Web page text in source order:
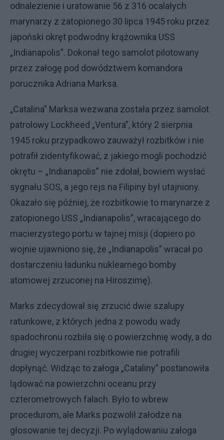
odnalezienie i uratowanie 56 z 316 ocalałych
marynarzy z zatopionego 30 lipca 1945 roku przez
japoński okręt podwodny krążownika USS
„Indianapolis”. Dokonał tego samolot pilotowany
przez załogę pod dowództwem komandora
porucznika Adriana Marksa.
„Catalina” Marksa wezwana została przez samolot
patrolowy Lockheed „Ventura”, który 2 sierpnia
1945 roku przypadkowo zauważył rozbitków i nie
potrafił zidentyfikować, z jakiego mogli pochodzić
okrętu – „Indianapolis” nie zdołał, bowiem wysłać
sygnału SOS, a jego rejs na Filipiny był utajniony.
Okazało się później, że rozbitkowie to marynarze z
zatopionego USS „Indianapolis”, wracającego do
macierzystego portu w tajnej misji (dopiero po
wojnie ujawniono się, że „Indianapolis” wracał po
dostarczeniu ładunku nuklearnego bomby
atomowej zrzuconej na Hiroszimę).
Marks zdecydował się zrzucić dwie szalupy
ratunkowe, z których jedna z powodu wady
spadochronu rozbiła się o powierzchnię wody, a do
drugiej wyczerpani rozbitkowie nie potrafili
dopłynąć. Widząc to załoga „Cataliny” postanowiła
lądować na powierzchni oceanu przy
czterometrowych falach. Było to wbrew
procedurom, ale Marks pozwolił załodze na
głosowanie tej decyzji. Po wylądowaniu załoga